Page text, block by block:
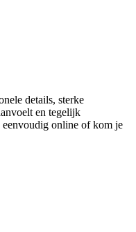
details, sterke
en tegelijk
online of kom je